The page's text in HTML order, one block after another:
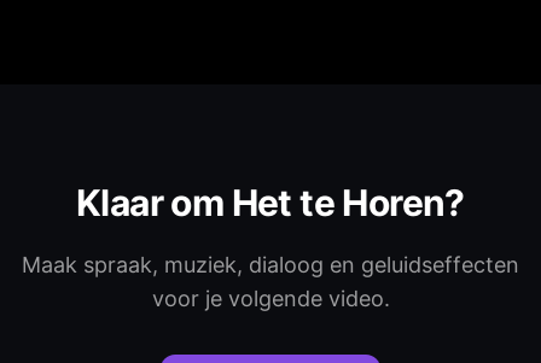
Klaar om Het te Horen?
Maak spraak, muziek, dialoog en geluidseffecten
voor je volgende video.